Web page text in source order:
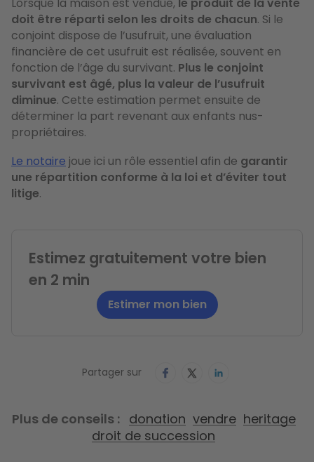
Lorsque la maison est vendue, le produit de la vente
doit être réparti selon les droits de chacun. Si le
conjoint dispose de l’usufruit, une évaluation
financière de cet usufruit est réalisée, souvent en
fonction de l’âge du survivant. Plus le conjoint
survivant est âgé, plus la valeur de l’usufruit
diminue. Cette estimation permet ensuite de
déterminer la part revenant aux enfants nus-
propriétaires.
Le notaire joue ici un rôle essentiel afin de garantir
une répartition conforme à la loi et d’éviter tout
litige.
Estimez gratuitement votre bien
en 2 min
Estimer mon bien
Partager sur
Plus de conseils donation vendre heritage
droit de succession